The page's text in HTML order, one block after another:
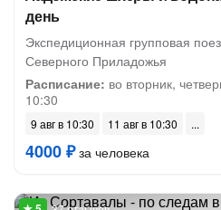
день
Экспедиционная групповая
Северного Приладожья
Расписание: во вторник,
10:30
9 авг в 10:30 11 авг в 10:30
4000 ₽за человека